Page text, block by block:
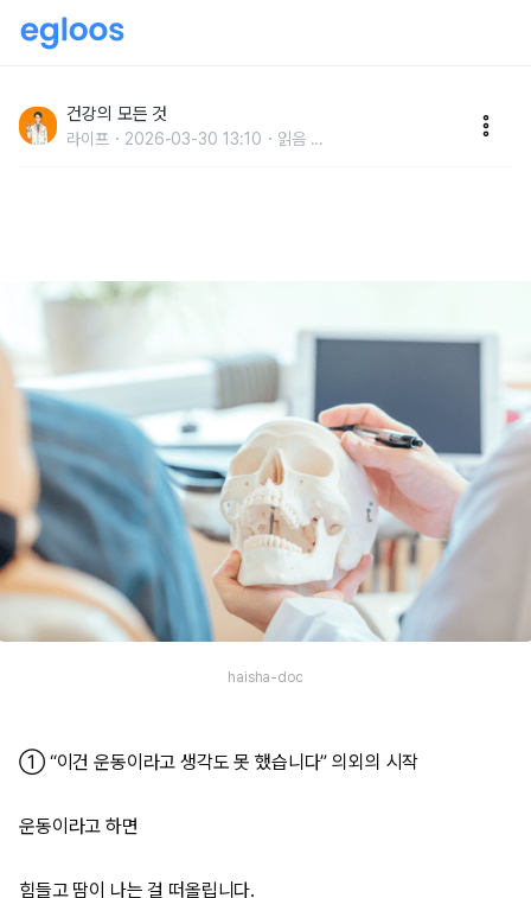
게 해주는 1위 운동법
건강의 모든 것
라이프 2026-03-30 13:10 읽음 ...
haisha-doc
① “이건 운동이라고 생각도 못 했습니다” 의외의 시작
운동이라고 하면
힘들고 땀이 나는 걸 떠올립니다.